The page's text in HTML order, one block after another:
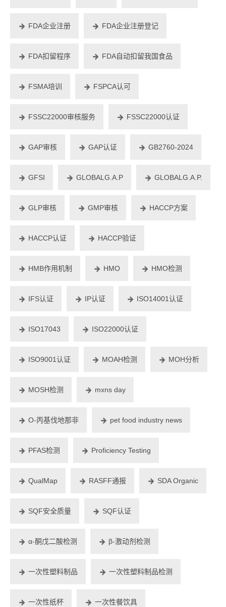
FDA企业注册 FDA企业注册登记
FDA扣留程序 FDA自动扣留我国食品
FSMA培训 FSPCA认可
FSSC22000审核服务 FSSC22000认证
GAP审核 GAP认证 GB2760-2024
GFSI GLOBALG.A.P GLOBALG.A.P.
GLP审核 GMP审核 HACCP方案
HACCP认证 HACCP验证
HMB作用机制 HMO HMO检测
IFS认证 IP认证 ISO14001认证
ISO17043 ISO22000认证
ISO9001认证 MOAH检测 MOH分析
MOSH检测 mxns day
O-丙基伐地那非 pet food industry news
PFAS检测 Proficiency Testing
QualMap RASFF通报 SDA Organic
SQF安全质量 SQF认证
α-酮戊二酸检测 β-激动剂检测
一次性塑料制品 一次性塑料制品检测
一次性纸杯 一次性餐饮具